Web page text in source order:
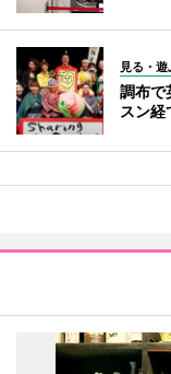
見る・遊
調布で
スン経